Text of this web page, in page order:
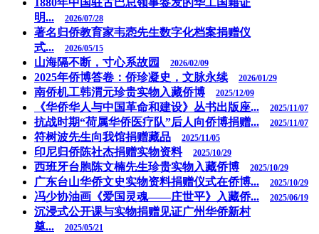
1880年中国驻古巴总领事签发的华工国籍证
明...
2026/07/28
著名归侨教育家韦悫先生数字化档案捐赠仪
式...
2026/05/15
山海隔不断，寸心系故园 2026/02/09
2025年侨博答卷：侨珍凝史，文脉永续 2026/01/29
南侨机工韩渭元珍贵实物入藏侨博 2025/12/09
《华侨华人与中国革命和建设》丛书出版座... 2025/11/07
抗战时期“荷属华侨医疗队”后人向侨博捐赠... 2025/11/07
符树波先生向我馆捐赠藏品 2025/11/05
印尼归侨陈社杰捐赠实物资料 2025/10/29
西班牙台胞陈文楠先生珍贵实物入藏侨博 2025/10/29
广东台山华侨文史实物资料捐赠仪式在侨博... 2025/10/29
冯少协油画《爱国灵魂——庄世平》入藏侨... 2025/06/19
沉浸式公开课与实物捐赠见证广州华侨新村
奠...
2025/05/21